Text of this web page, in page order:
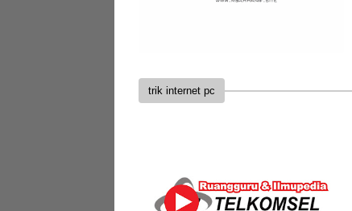
trik internet pc